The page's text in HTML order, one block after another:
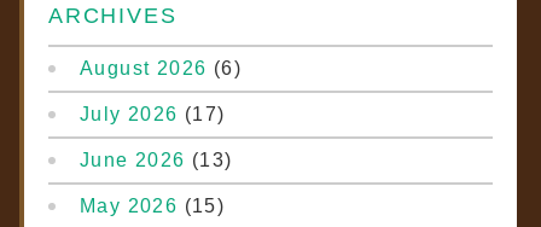
ARCHIVES
August 2026 (6)
July 2026 (17)
June 2026 (13)
May 2026 (15)